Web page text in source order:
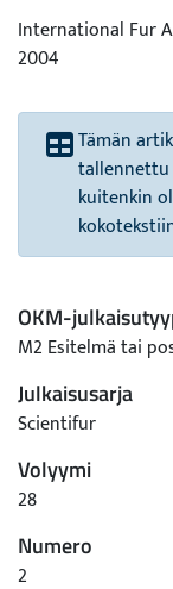
International Fur
2004
Tämän
tallennettu
kuitenkin
OKM-
M2 Esitelmä tai
Julkaisusarja
Scientifur
Volyymi
28
Numero
2